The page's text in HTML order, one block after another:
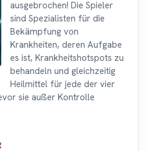
ausgebrochen! Die Spieler
sind Spezialisten für die
Bekämpfung von
Krankheiten, deren Aufgabe
es ist, Krankheitshotspots zu
behandeln und gleichzeitig
Heilmittel für jede der vier
sie außer Kontrolle